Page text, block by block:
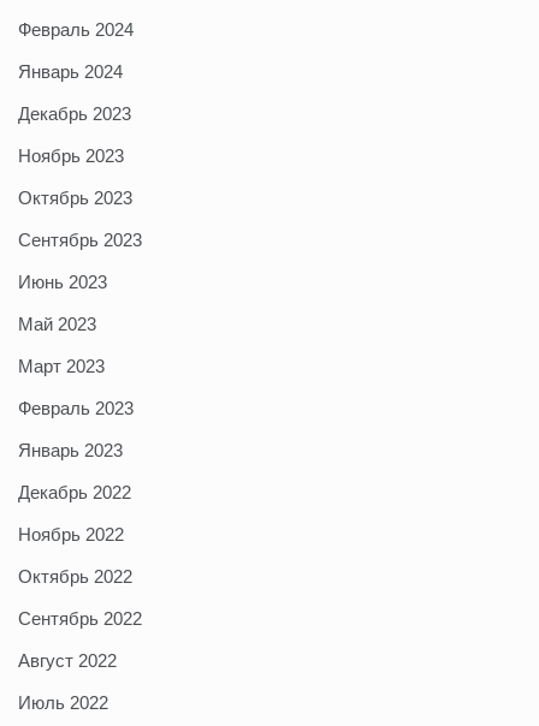
Февраль 2024
Январь 2024
Декабрь 2023
Ноябрь 2023
Октябрь 2023
Сентябрь 2023
Июнь 2023
Май 2023
Март 2023
Февраль 2023
Январь 2023
Декабрь 2022
Ноябрь 2022
Октябрь 2022
Сентябрь 2022
Август 2022
Июль 2022